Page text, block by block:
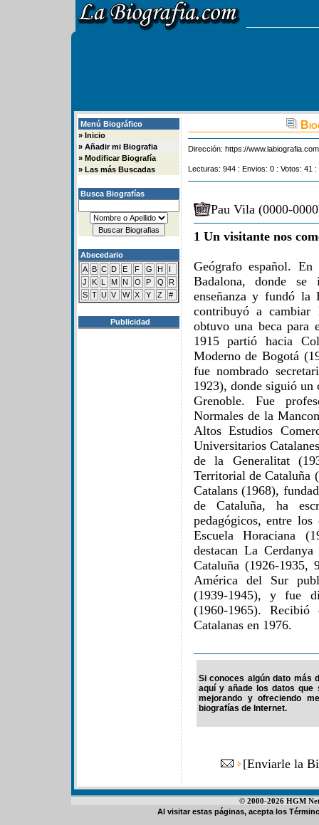
Menú Biográfico
» Inicio
» Añadir mi Biografia
» Modificar Biografía
» Las más Buscadas
Busca Biografías
Abecedario
A B C D E F G H
I
J
K L M N O P Q
R
S T U V W X Y Z #
Publicidad
Dirección: https://
Lecturas: 944 : Envios: 0 : Votos: 41
Pau Vila (0000-
1 Un visitante nos
Geógrafo español.
Badalona, donde
enseñanza y fundó la
contribuyó a cambiar
obtuvo una beca para
1915 partió hacia
Moderno de Bogotá
fue nombrado
1923), donde siguió un
Grenoble. Fue
Normales de la
Altos Estudios
Universitarios
de la Generalitat
Territorial de Cataluña
Catalans (1968),
de Cataluña, ha
pedagógicos, entre
Escuela Horaciana
destacan La
Cataluña (1926-
América del Sur
(1939-1945), y fue
(1960-1965).
Catalanas en 1976.
Si conoces algún dato más
aquí y añade los datos que
mejorando y ofreciendo
biografías de Internet.
[Enviarle la
© 2000-2026 HGM
Al visitar estas páginas, acepta los